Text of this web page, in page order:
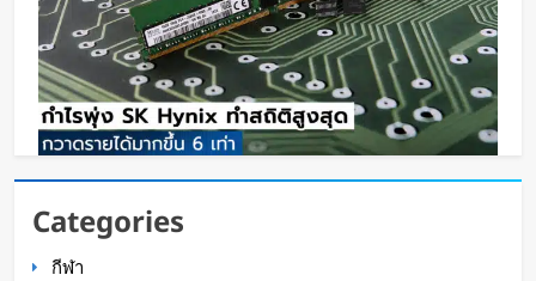
กำไรพุ่ง SK Hynix ทำสถิติสูงสุด กวาดรายได้มาก
ขึ้น 6 เท่า
Categories
กีฬา